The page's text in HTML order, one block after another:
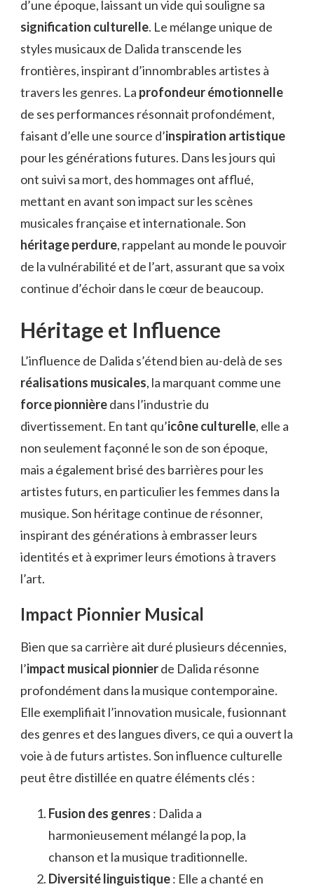
d’une époque, laissant un vide qui souligne sa
signification culturelle. Le mélange unique de
styles musicaux de Dalida transcende les
frontières, inspirant d’innombrables artistes à
travers les genres. La profondeur émotionnelle
de ses performances résonnait profondément,
faisant d’elle une source d’inspiration artistique
pour les générations futures. Dans les jours qui
ont suivi sa mort, des hommages ont afflué,
mettant en avant son impact sur les scènes
musicales française et internationale. Son
héritage perdure, rappelant au monde le pouvoir
de la vulnérabilité et de l’art, assurant que sa voix
continue d’échoir dans le cœur de beaucoup.
Héritage et Influence
L’influence de Dalida s’étend bien au-delà de ses
réalisations musicales, la marquant comme une
force pionnièredans l’industrie du
divertissement. En tant qu’icône culturelle, elle a
non seulement façonné le son de son époque,
mais a également brisé des barrières pour les
artistes futurs, en particulier les femmes dans la
musique. Son héritage continue de résonner,
inspirant des générations à embrasser leurs
identités et à exprimer leurs émotions à travers
l’art.
Impact Pionnier Musical
Bien que sa carrière ait duré plusieurs décennies,
l’impact musical pionnierde Dalida résonne
profondément dans la musique contemporaine.
Elle exemplifiait l’innovation musicale, fusionnant
des genres et des langues divers, ce qui a ouvert la
voie à de futurs artistes. Son influence culturelle
peut être distillée en quatre éléments clés :
Fusion des genres : Dalida a
harmonieusement mélangé la pop, la
chanson et la musique traditionnelle.
Diversité linguistique: Elle a chanté en